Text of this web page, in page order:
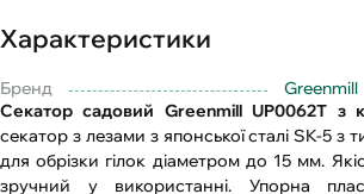
Характеристики
Бренд
Greenmill
Секатор садовий Greenmill UP0062Т з
секатор з лезами з японської сталі SK-5 з
для обрізки гілок діаметром до 15 мм.
зручний у використанні. Упорна